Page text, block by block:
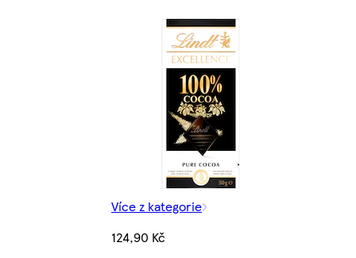
Více z kategorie
124,90 Kč